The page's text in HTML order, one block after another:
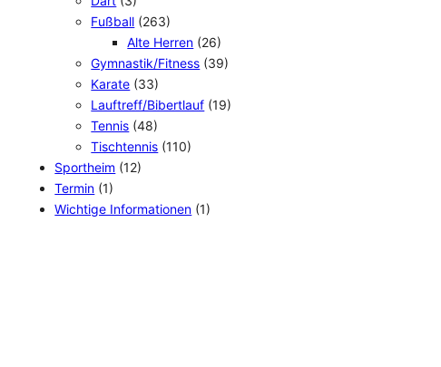
Fußball (263)
Alte Herren (26)
Gymnastik/Fitness (39)
Karate (33)
Lauftreff/Bibertlauf (19)
Tennis (48)
Tischtennis (110)
Sportheim (12)
Termin (1)
Wichtige Informationen (1)